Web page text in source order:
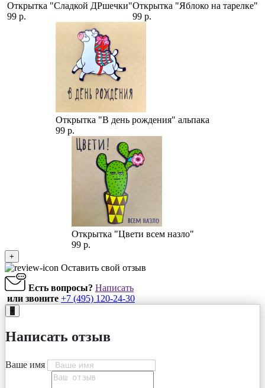
Открытка "Сладкой ДРшечки"
99 р.
Открытка "Яблоко на тарелке"
99 р.
Открытка "В день рождения" альпака
99 р.
Открытка "Цвети всем назло"
99 р.
+
Оставить свой отзыв
Есть вопросы? Написать
или звоните +7 (495) 120-24-30
+
Написать отзыв
Ваше имя